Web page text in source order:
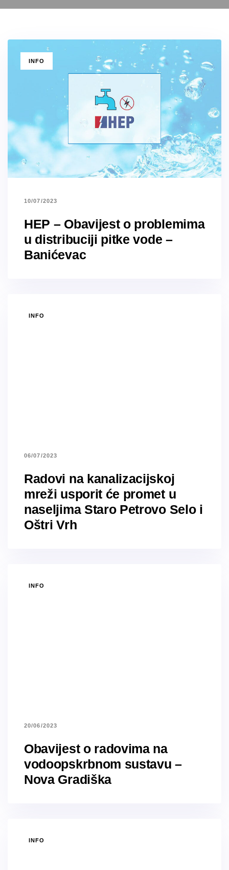
TAGS
INFO
10/07/2023
HEP – Obavijest o problemima
u distribuciji pitke vode –
Banićevac
TAGS
INFO
06/07/2023
Radovi na kanalizacijskoj
mreži usporit će promet u
naseljima Staro Petrovo Selo i
Oštri Vrh
TAGS
INFO
20/06/2023
Obavijest o radovima na
vodoopskrbnom sustavu –
Nova Gradiška
TAGS
INFO